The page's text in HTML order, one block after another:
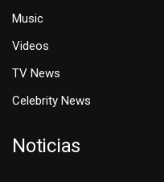
Music
Videos
TV News
Celebrity News
Noticias